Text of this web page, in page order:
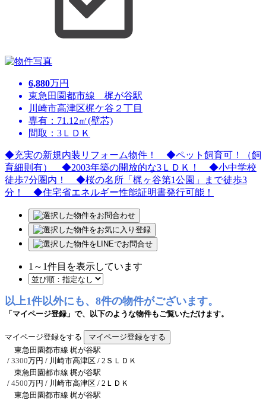
6,880万円
東急田園都市線 梶が谷駅
川崎市高津区梶ケ谷２丁目
専有：71.12㎡(壁芯)
間取：3ＬＤＫ
◆充実の新規内装リフォーム物件！ ◆ペット飼育可！（飼
育細則有） ◆2003年築の開放的な3ＬＤＫ！ ◆小中学校
徒歩7分圏内！ ◆桜の名所「梶ヶ谷第1公園」まで徒歩3
分！ ◆住宅省エネルギー性能証明書発行可能！
1 ～ 1件目を表示しています
以上1件以外にも、8件の物件がございます。
「マイページ登録」で、以下のような物件もご覧いただけます。
マイページ登録をする
東急田園都市線 梶が谷駅
/ 3300万円 / 川崎市高津区 / 2ＳＬＤＫ
東急田園都市線 梶が谷駅
/ 4500万円 / 川崎市高津区 / 2ＬＤＫ
東急田園都市線 梶が谷駅